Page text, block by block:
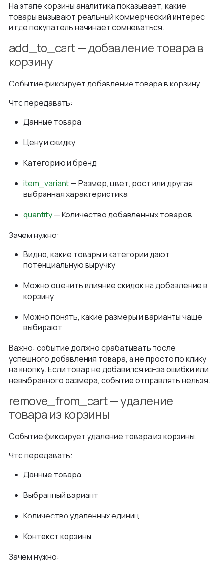
На этапе корзины аналитика показывает, какие
товары вызывают реальный коммерческий интерес
и где покупатель начинает сомневаться.
add_to_cart — добавление товара в
корзину
Событие фиксирует добавление товара в корзину.
Что передавать:
Данные товара
Цену и скидку
Категорию и бренд
item_variant— Размер, цвет, рост или другая
выбранная характеристика
quantity— Количество добавленных товаров
Зачем нужно:
Видно, какие товары и категории дают
потенциальную выручку
Можно оценить влияние скидок на добавление в
корзину
Можно понять, какие размеры и варианты чаще
выбирают
Важно: событие должно срабатывать после
успешного добавления товара, а не просто по клику
на кнопку. Если товар не добавился из-за ошибки или
невыбранного размера, событие отправлять нельзя.
remove_from_cart — удаление
товара из корзины
Событие фиксирует удаление товара из корзины.
Что передавать:
Данные товара
Выбранный вариант
Количество удаленных единиц
Контекст корзины
Зачем нужно: